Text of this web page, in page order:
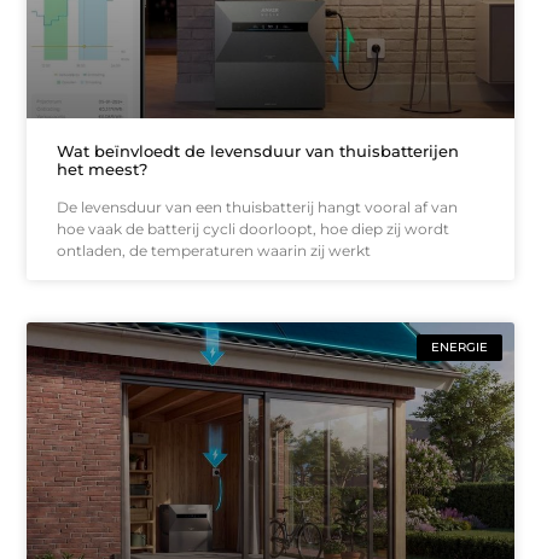
Wat beïnvloedt de levensduur van thuisbatterijen
het meest?
De levensduur van een thuisbatterij hangt vooral af van
hoe vaak de batterij cycli doorloopt, hoe diep zij wordt
ontladen, de temperaturen waarin zij werkt
ENERGIE